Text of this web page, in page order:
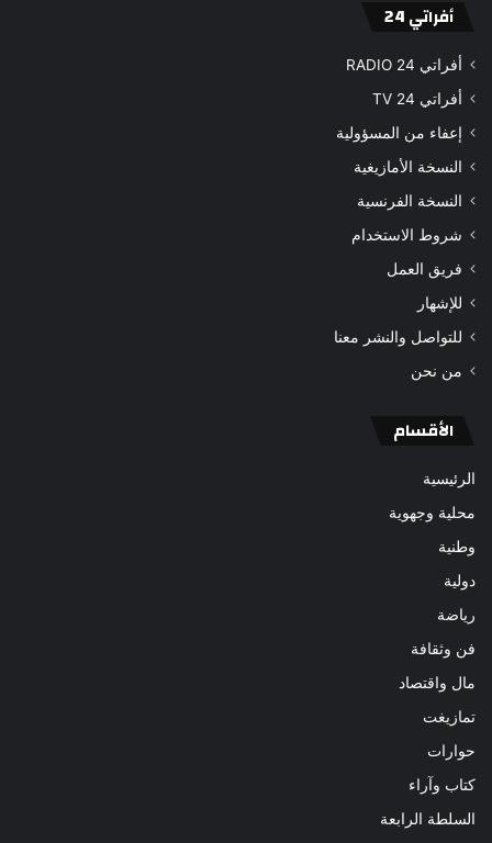
أفراتي 24
أفراتي 24 RADIO
أفراتي 24 TV
إعفاء من المسؤولية
النسخة الأمازيغية
النسخة الفرنسية
شروط الاستخدام
فريق العمل
للإشهار
للتواصل والنشر معنا
من نحن
الأقسام
الرئيسية
محلية وجهوية
وطنية
دولية
رياضة
فن وثقافة
مال واقتصاد
تمازيغت
حوارات
كتاب وآراء
السلطة الرابعة